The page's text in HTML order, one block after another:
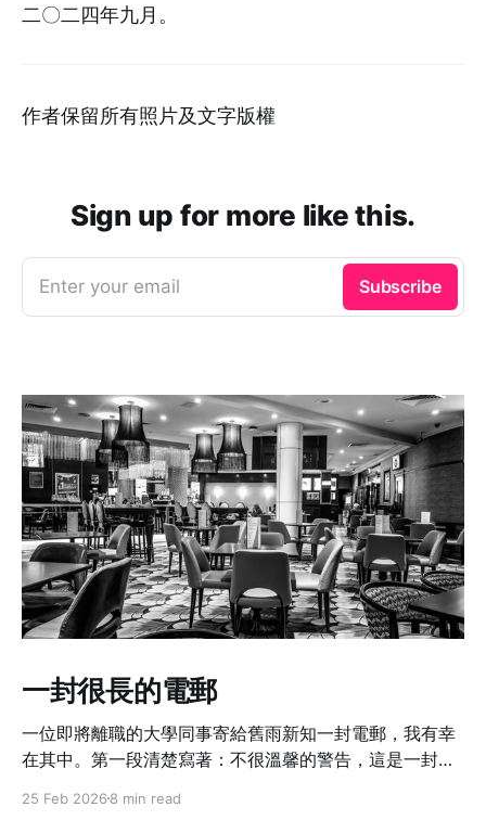
二〇二四年九月。
作者保留所有照片及文字版權
Sign up for more like this.
Enter your email Subscribe
一封很長的電郵
一位即將離職的大學同事寄給舊雨新知一封電郵，我有幸
在其中。第一段清楚寫著：不很溫馨的警告，這是一封很
25 Feb 2026 8 min read